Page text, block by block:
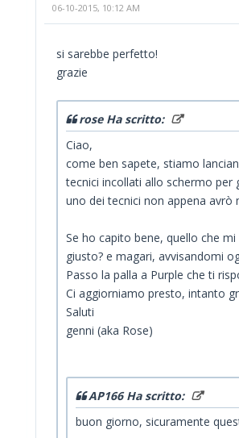
06-10-2015, 10:12 AM
si sarebbe perfetto!
grazie
rose Ha scritto:
Ciao,
come ben sapete, stiamo
tecnici incollati allo schermo per
uno dei tecnici non appena
Se ho capito bene, quello che
giusto? e magari, avvisandomi
Passo la palla a Purple che ti
Ci aggiorniamo presto, intanto
Saluti
genni (aka Rose)
AP166 Ha scritto:
buon giorno, sicuramente